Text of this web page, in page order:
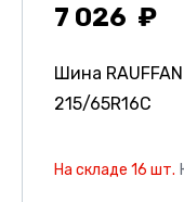
7 026
Шина RAUFFAN
215/65R16C
На складе 16 шт.